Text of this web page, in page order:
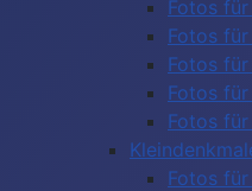
Fotos
Fotos
Fotos für
Fotos
Fotos
Fotos